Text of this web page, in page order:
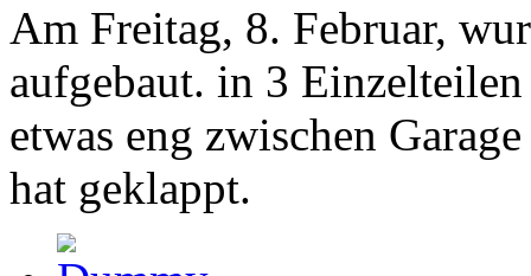
Am Freitag, 8. Februar,
aufgebaut. in 3
etwas eng zwischen
hat geklappt.